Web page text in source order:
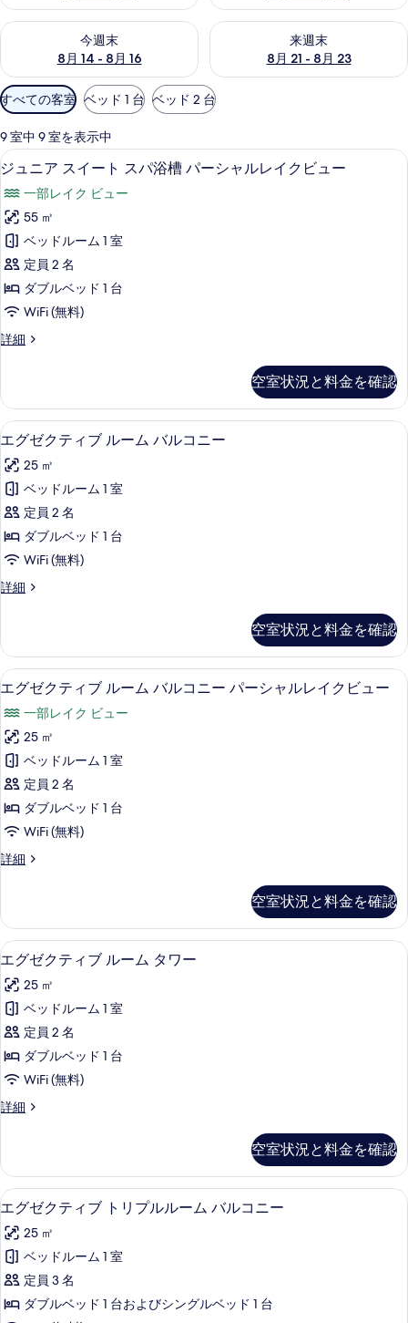
今週末
8月 14 - 8月 16
今週末 8月 14 - 8月 16 の空室状況をチェック
来週末
8月 21 - 8月 23
来週末 8月 21 - 8月 23 の空室
利
用
可
能
な
客
室
の
絞
り
込
み
条
すべての客室 ベッド 1 台 ベッド 2 台
9 室中 9 室を表示中
ジ
ュ
ニ
ア
ス
イ
ー
ト
ス
浴
槽
パ
ー
シ
ャ
ル
レ
イ
ュ
ー
の
す
べ
て
の
写
を
示
す
る
ジュニア スイート スパ浴槽 パーシ
17
ジュニア スイート スパ浴槽 パーシャルレイクビュー
一部レイク ビュー
55 ㎡
ベッドルーム 1 室
定員 2 名
ダブルベッド 1 台
WiFi (無料)
詳細
ジ
ス
イ
ー
ス
パ
槽
パ
ー
シ
ャ
ク
ビ
ュ
の
詳
細
空室状況と料金を確認
エ
グ
ゼ
ク
テ
ィ
ブ
ル
ム
バ
ル
コ
ニ
ー
の
す
べ
て
真
を
表
示
す
る
エグゼクティブ ルーム バルコニー |
12
エグゼクティブ ルーム バルコニー
25 ㎡
ベッドルーム 1 室
定員 2 名
ダブルベッド 1 台
WiFi (無料)
詳細
エ
テ
ィ
ブ
ー
ム
バ
ル
コ
ニ
ー
の
細
空室状況と料金を確認
エ
ゼ
ク
テ
ィ
ブ
ル
ー
バ
ル
コ
ニ
ー
パ
ー
シ
ャ
イ
ク
ビ
ュ
ー
の
す
エグゼクティブ ルーム バルコニー
17
エグゼクティブ ルーム バルコニー パーシャルレイクビュー
一部レイク ビュー
25 ㎡
ベッドルーム 1 室
定員 2 名
ダブルベッド 1 台
WiFi (無料)
詳細
エ
テ
ィ
ブ
ー
ム
ル
コ
ニ
ー
パ
ル
レ
イ
ビ
ュ
ー
の
詳
空室状況と料金を確認
エ
グ
ゼ
ク
テ
ィ
ブ
ル
ム
タ
ワ
ー
の
す
べ
エグゼクティブ ルーム タワー | 高級
13
エグゼクティブ ルーム タワー
25 ㎡
ベッドルーム 1 室
定員 2 名
ダブルベッド 1 台
WiFi (無料)
詳細
エ
テ
ィ
ブ
ー
ム
ワ
ー
の
空室状況と料金を確認
エ
グ
ゼ
ク
テ
ィ
エグゼクティブ トリプルルーム バ
7
エグゼクティブ トリプルルーム バルコニー
25 ㎡
ベッドルーム 1 室
定員 3 名
ダブルベッド 1 台およびシングルベッド 1 台